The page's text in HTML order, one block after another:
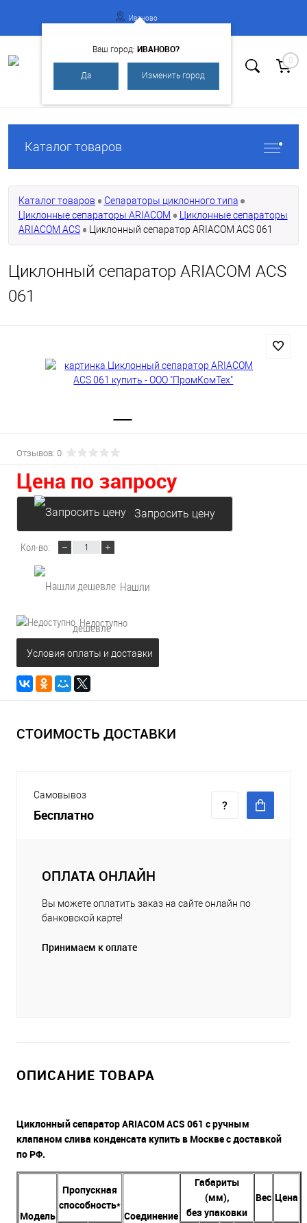
Регистрация
Иваново
Ваш город: ИВАНОВО?
Да Изменить город
0
Каталог товаров
Каталог товаров
Сепараторы циклонного типа
Циклонные сепараторы ARIACOM
Циклонные сепараторы
ARIACOM ACS
Циклонный сепаратор ARIACOM ACS 061
Циклонный сепаратор ARIACOM ACS
061
Отзывов: 0
Цена по запросу
Запросить цену
Кол-во:
Нашли
дешевле
Недоступно
Условия оплаты и доставки
СТОИМОСТЬ ДОСТАВКИ
Самовывоз
Бесплатно
ОПЛАТА ОНЛАЙН
Вы можете оплатить заказ на сайте онлайн по
банковской карте!
Принимаем к оплате
ОПИСАНИЕ ТОВАРА
Циклонный сепаратор ARIACOM ACS 061 с ручным
клапаном слива конденсата купить в Москве с доставкой
по РФ.
Модель
Пропускная
способность*
Соединение
Габариты
(мм),
без упаковки
Вес Цена